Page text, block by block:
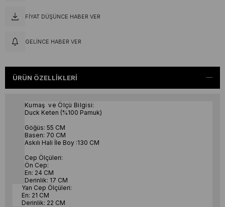
FIYAT DÜŞÜNCE HABER VER
GELINCE HABER VER
ÜRÜN ÖZELLIKLERI
Kumaş ve Ölçü Bilgisi:
Duck Keten (%100 Pamuk)
Göğüs: 55 CM
Basen: 70 CM
Askılı Hali İle Boy :130 CM
Cep Ölçüleri:
Ön Cep:
En: 24 CM
Derinlik: 17 CM
Yan Cep Ölçüleri:
En: 21 CM
Derinlik: 22 CM